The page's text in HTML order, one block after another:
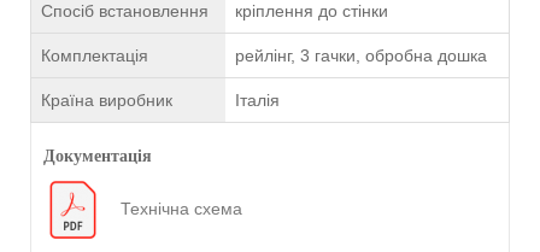
Спосіб встановлення кріплення до стінки
Комплектація рейлінг, 3 гачки, обробна дошка
Країна виробник Італія
Документація
Технічна схема